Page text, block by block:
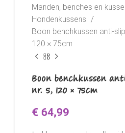
Manden, benches en
Hondenkussens
Boon benchkussen anti-
120 × 75cm
Boon benchkussen
nr. 5, 120 × 75cm
€ 64,99